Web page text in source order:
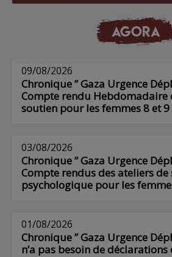
AGORA
09/08/2026
Chronique ” Gaza Urgence
Compte rendu Hebdomadaire
soutien pour les femmes 8 et
03/08/2026
Chronique ” Gaza Urgence
Compte rendus des ateliers de
psychologique pour les
01/08/2026
Chronique ” Gaza Urgence
n’a pas besoin de